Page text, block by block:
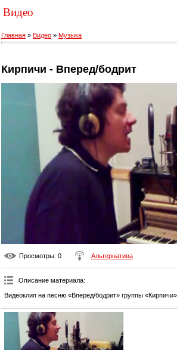
Видео
Главная » Видео » Музыка
Кирпичи - Вперед/бодрит
Просмотры: 0 Альтернатива
Описание материала:
Видеоклип на песню «Вперед/бодрит» группы «Кирпичи».